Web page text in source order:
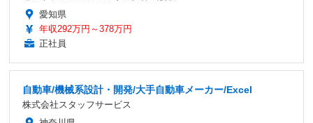
愛知県
年収292万円～378万円
正社員
自動車/機械系設計・開発/大手自動車メーカー/Excel
株式会社スタッフサービス